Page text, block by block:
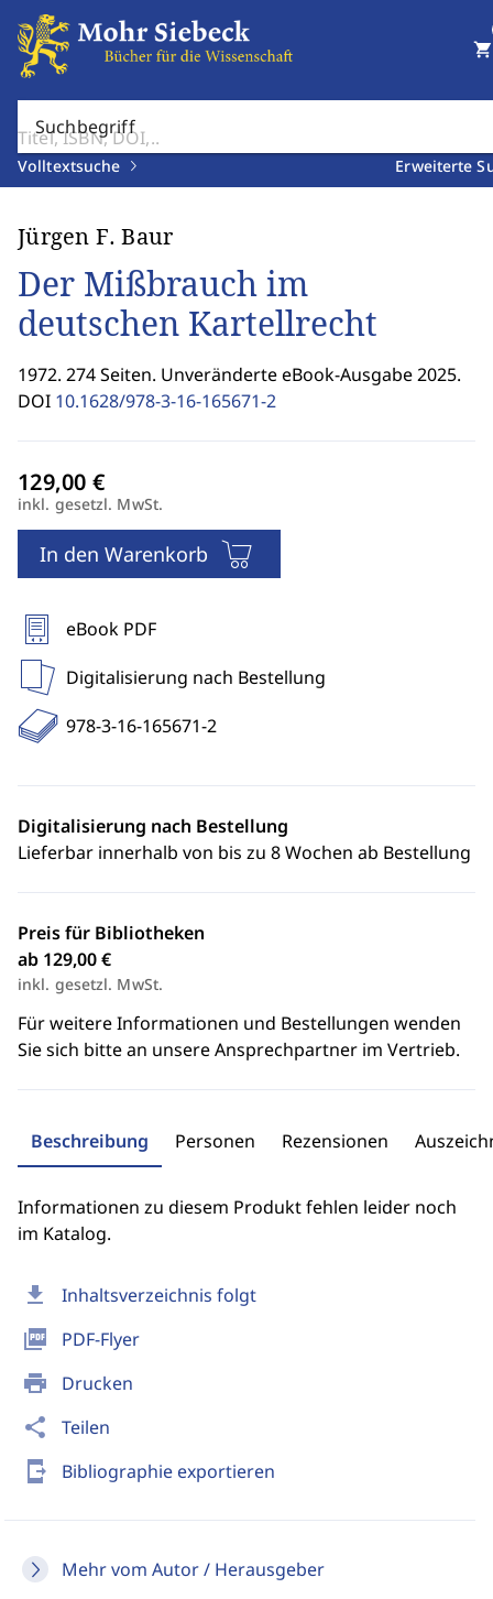
Suchbegriff
Volltextsuche Erweiterte
shopping_cart
download Inhaltsverzeichnis folgt
picture_as_pdf PDF-Flyer
print Drucken
share Teilen
send_to_mobile Bibliographie exportieren
Mehr vom Autor / Herausgeber
Jürgen F. Baur
Der Mißbrauch im
deutschen Kartellrecht
1972. 274 Seiten. Unveränderte eBook-Ausgabe 2025.
DOI 10.1628/978-3-16-165671-2
inkl. gesetzl. MwSt.
In den Warenkorb
eBook PDF
Digitalisierung nach Bestellung
978-3-16-165671-2
Digitalisierung nach Bestellung
Lieferbar innerhalb von bis zu 8 Wochen ab Bestellung
Preis für Bibliotheken
ab 129,00 €
inkl. gesetzl. MwSt.
Für weitere Informationen und Bestellungen wenden
Sie sich bitte an unsere Ansprechpartner im Vertrieb.
Beschreibung Personen Rezensionen
Informationen zu diesem Produkt fehlen leider noch
im Katalog.